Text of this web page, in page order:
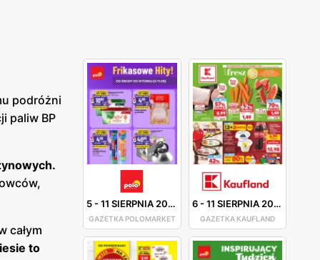
5-11 SIERPNIA 2026
GAZETKA POLOMARKET
6-11 SIERPNIA 2026
GAZETKA KAUFLAND
podróżni
paliw BP
całym
to